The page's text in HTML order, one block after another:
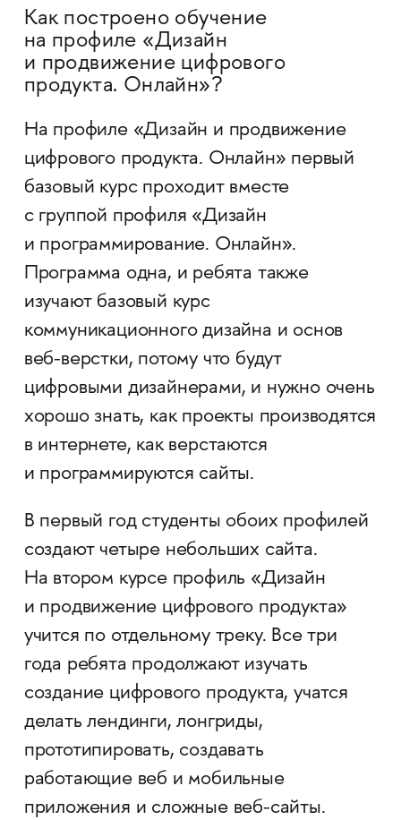
Как построено обучение
на профиле «Дизайн
и продвижение цифрового
продукта. Онлайн»?
На профиле «Дизайн и продвижение
цифрового продукта. Онлайн» первый
базовый курс проходит вместе
с группой профиля «Дизайн
и программирование. Онлайн».
Программа одна, и ребята также
изучают базовый курс
коммуникационного дизайна и основ
веб-верстки, потому что будут
цифровыми дизайнерами, и нужно очень
хорошо знать, как проекты производятся
в интернете, как верстаются
и программируются сайты.
В первый год студенты обоих профилей
создают четыре небольших сайта.
На втором курсе профиль «Дизайн
и продвижение цифрового продукта»
учится по отдельному треку. Все три
года ребята продолжают изучать
создание цифрового продукта, учатся
делать лендинги, лонгриды,
прототипировать, создавать
работающие веб и мобильные
приложения и сложные веб-сайты.